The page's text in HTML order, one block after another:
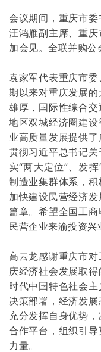
会议期间，重庆市委
汪鸿雁副主席、重
加会见。全联并购公
袁家军代表重庆市
期以来对重庆发展
雄厚，国际性综合
地区双城经济圈建
业高质量发展提供
贯彻习近平总书记
实“两大定位”、发
制造业集群体系，积
加快建设民营经济
篇章。希望全国工
民营企业来渝投资兴
高云龙感谢重庆市
庆经济社会发展取
时代中国特色社会
决策部署，经济发
充分发挥自身优势
合作平台，组织引
力量。